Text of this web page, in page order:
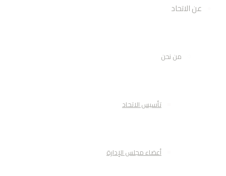
عن الاتحاد
من نحن
تأسيس الاتحاد
أعضاء مجلس الإدارة